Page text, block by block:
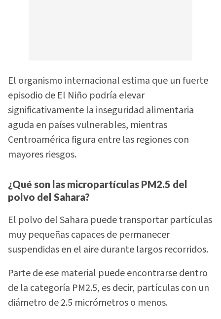
El organismo internacional estima que un fuerte
episodio de El Niño podría elevar
significativamente la inseguridad alimentaria
aguda en países vulnerables, mientras
Centroamérica figura entre las regiones con
mayores riesgos.
¿Qué son las micropartículas PM2.5 del
polvo del Sahara?
El polvo del Sahara puede transportar partículas
muy pequeñas capaces de permanecer
suspendidas en el aire durante largos recorridos.
Parte de ese material puede encontrarse dentro
de la categoría PM2.5, es decir, partículas con un
diámetro de 2.5 micrómetros o menos.